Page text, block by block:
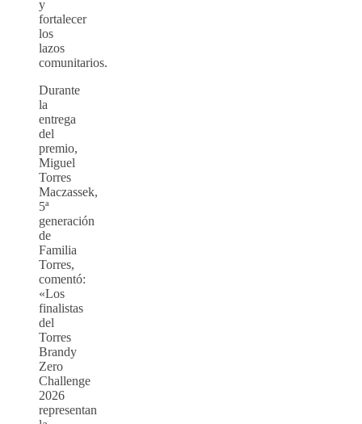
y
fortalecer
los
lazos
comunitarios.
Durante
la
entrega
del
premio,
Miguel
Torres
Maczassek,
5ª
generación
de
Familia
Torres,
comentó:
«Los
finalistas
del
Torres
Brandy
Zero
Challenge
2026
representan